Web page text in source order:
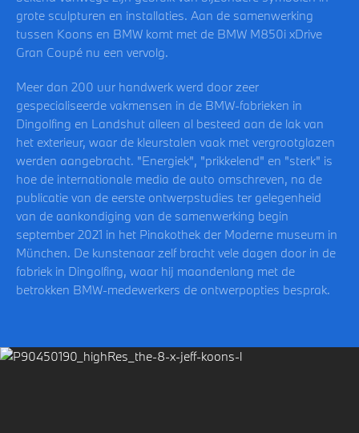
grote sculpturen en installaties. Aan de samenwerking
tussen Koons en BMW komt met de BMW M850i xDrive
Gran Coupé nu een vervolg.
Meer dan 200 uur handwerk werd door zeer
gespecialiseerde vakmensen in de BMW-fabrieken in
Dingolfing en Landshut alleen al besteed aan de lak van
het exterieur, waar de kleurstalen vaak met vergrootglazen
werden aangebracht. "Energiek", "prikkelend" en "sterk" is
hoe de internationale media de auto omschreven, na de
publicatie van de eerste ontwerpstudies ter gelegenheid
van de aankondiging van de samenwerking begin
september 2021 in het Pinakothek der Moderne museum in
München. De kunstenaar zelf bracht vele dagen door in de
fabriek in Dingolfing, waar hij maandenlang met de
betrokken BMW-medewerkers de ontwerpopties besprak.